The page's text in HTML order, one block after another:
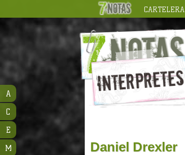
CARTELERA
Daniel Drexler
A
C
E
M